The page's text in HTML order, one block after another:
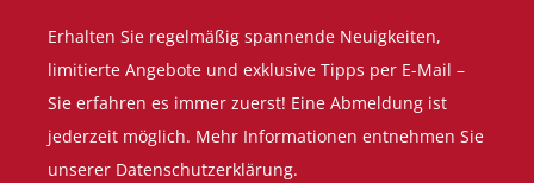
Erhalten Sie regelmäßig spannende Neuigkeiten,
limitierte Angebote und exklusive Tipps per E-Mail –
Sie erfahren es immer zuerst! Eine Abmeldung ist
jederzeit möglich. Mehr Informationen entnehmen Sie
unserer Datenschutzerklärung.